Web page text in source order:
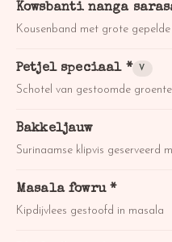
Kowsbanti nanga
Kousenband met grote
Petjel speciaal * V
Schotel van gestoomde
Bakkeljauw
Surinaamse klipvis geserveerd
Masala fowru *
Kipdijvlees gestoofd in masala